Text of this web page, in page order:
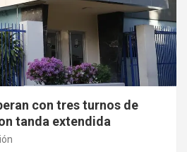
con tres turnos de
tanda extendida